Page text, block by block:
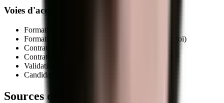
Voies d'accès au titre professionnel
Formation initiale (en centre de formation agréé)
Formation continue (salariés, demandeurs d'emploi)
Contrat d'apprentissage
Contrat de professionnalisation
Validation des Acquis de l'Expérience (VAE)
Candidature libre auprès d'un centre habilité
Sources officielles et références